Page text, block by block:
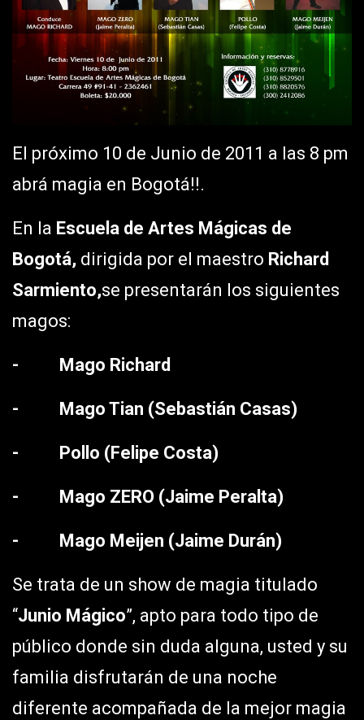
El próximo 10 de Junio de 2011 a las 8 pm
abrá magia en Bogotá!!.
En la Escuela de Artes Mágicas de
Bogotá, dirigida por el maestro Richard
Sarmiento,se presentarán los siguientes
magos:
- Mago Richard
- Mago Tian (Sebastián Casas)
- Pollo (Felipe Costa)
- Mago ZERO (Jaime Peralta)
- Mago Meijen (Jaime Durán)
Se trata de un show de magia titulado
“Junio Mágico”, apto para todo tipo de
público donde sin duda alguna, usted y su
familia disfrutarán de una noche
diferente acompañada de la mejor magia